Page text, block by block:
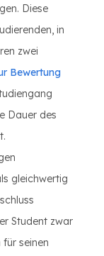
Diese
in
zwei
Bewertung
Dauer des
gleichwertig
Student zwar
seinen